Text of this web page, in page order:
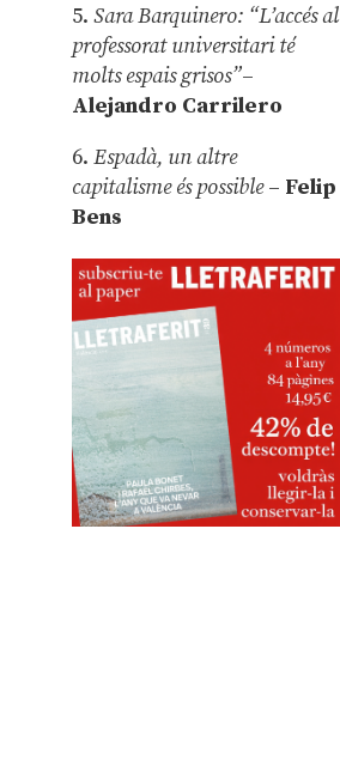
5.Sara Barquinero: “L’accés al
professorat universitari té
molts espais grisos”–
Alejandro Carrilero
6.Espadà, un altre
capitalisme és possible – Felip
Bens